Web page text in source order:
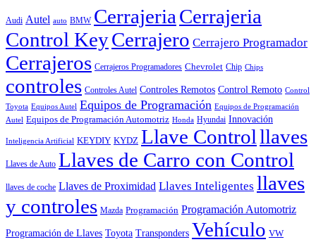
Audi Autel auto BMW Cerrajeria Cerrajeria
Control KeyCerrajero Cerrajero Programador
Cerrajeros Cerrajeros Programadores Chevrolet Chip Chips
controles Controles Autel Controles Remotos Control Remoto Control
Toyota Equipos Autel Equipos de Programación Equipos de Programación
Autel Equipos de Programación Automotriz Honda Hyundai Innovación
Inteligencia Artificial KEYDIY KYDZ Llave Controlllaves
Llaves de Auto Llaves de Carro con Control
llaves de coche Llaves de Proximidad Llaves Inteligentes llaves
y controles Mazda Programación Programación Automotriz
Programación de Llaves Toyota Transponders Vehículo VW